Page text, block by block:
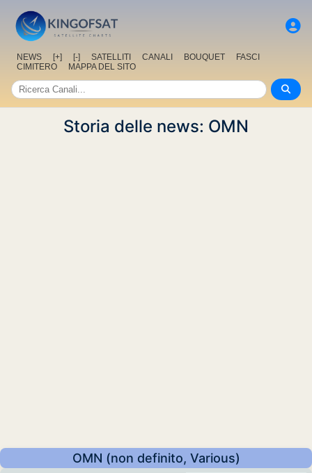
NEWS [+] [-] SATELLITI CANALI BOUQUET
FASCI
CIMITERO
MAPPA DEL SITO
Storia delle news: OMN
OMN (non definito, Various)